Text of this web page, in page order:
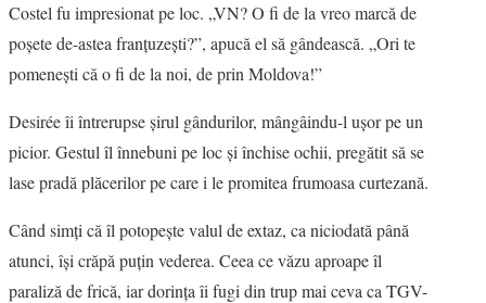
Costel fu impresionat pe loc. „VN? O fi de la vreo marcă de
poşete de-astea franţuzeşti?”, apucă el să gândească. „Ori te
pomeneşti că o fi de la noi, de prin Moldova!”
Desirée îi întrerupse şirul gândurilor, mângâindu-l uşor pe un
picior. Gestul îl înnebuni pe loc şi închise ochii, pregătit să se
lase pradă plăcerilor pe care i le promitea frumoasa curtezană.
Când simţi că îl potopeşte valul de extaz, ca niciodată până
atunci, îşi crăpă puţin vederea. Ceea ce văzu aproape îl
paraliză de frică, iar dorinţa îi fugi din trup mai ceva ca TGV-